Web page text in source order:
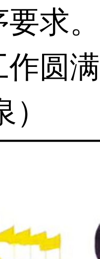
要求
作圆
）